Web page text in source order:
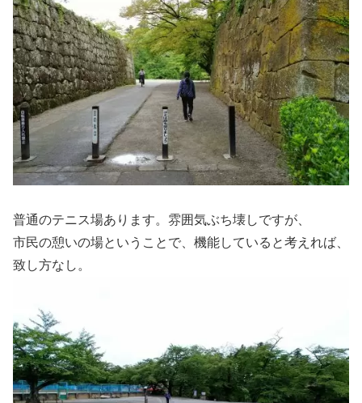
普通のテニス場あります。雰囲気ぶち壊しですが、
市民の憩いの場ということで、機能していると考えれば、
致し方なし。